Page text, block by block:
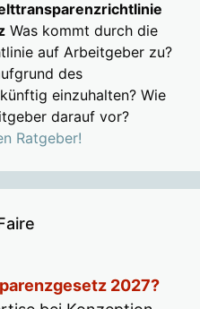
Was kommt durch die
auf Arbeitgeber zu?
des
einzuhalten? Wie
darauf vor?
Ratgeber!
2027?